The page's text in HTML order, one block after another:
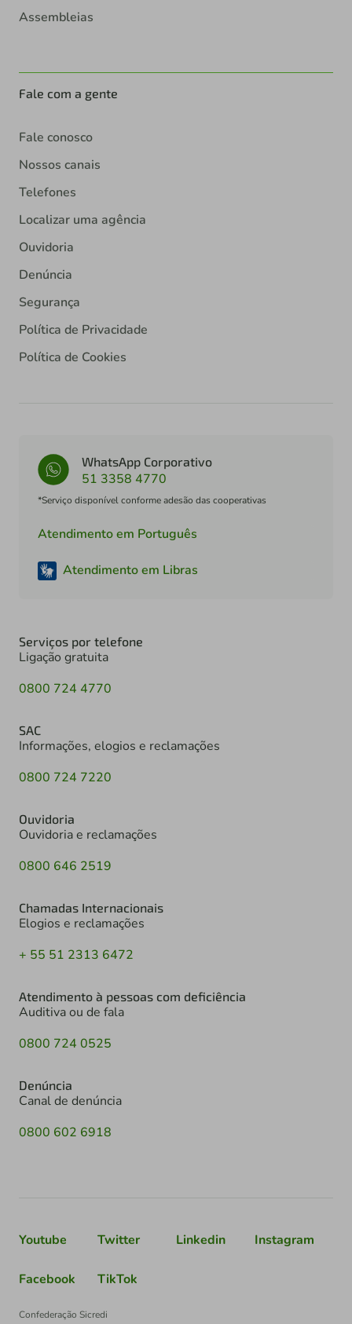
Assembleias
Fale com a gente
Fale conosco
Nossos canais
Telefones
Localizar uma agência
Ouvidoria
Denúncia
Segurança
Política de Privacidade
Política de Cookies
WhatsApp Corporativo
51 3358 4770
*Serviço disponível conforme adesão das cooperativas
Atendimento em Português
Atendimento em Libras
Serviços por telefone
Ligação gratuita
0800 724 4770
SAC
Informações, elogios e reclamações
0800 724 7220
Ouvidoria
Ouvidoria e reclamações
0800 646 2519
Chamadas Internacionais
Elogios e reclamações
+ 55 51 2313 6472
Atendimento à pessoas com deficiência
Auditiva ou de fala
0800 724 0525
Denúncia
Canal de denúncia
0800 602 6918
Youtube Twitter Linkedin Instagram
Facebook TikTok
Confederação Sicredi